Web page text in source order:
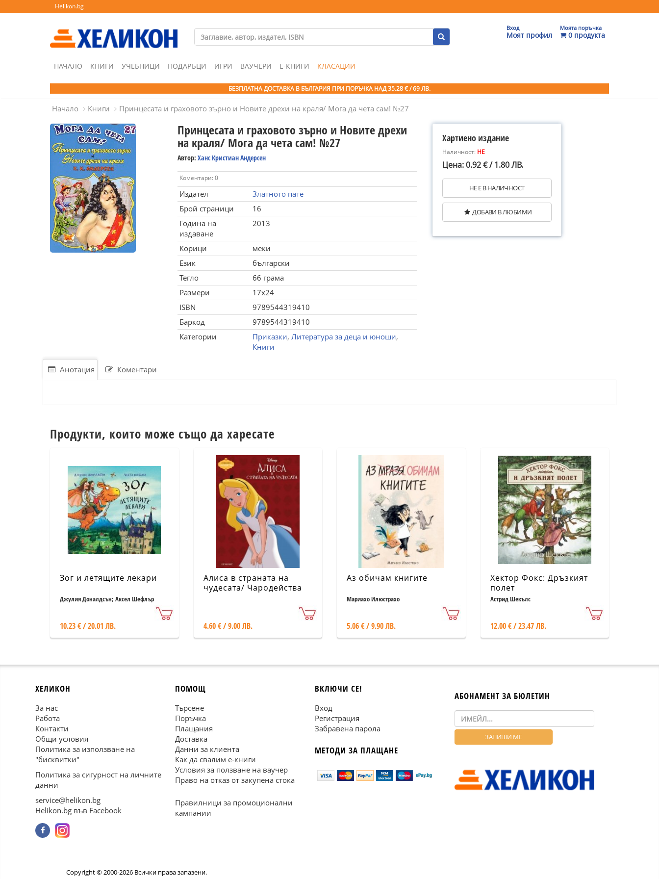
Helikon.bg
Вход
Моят профил
Моята поръчка
0 продукта
НАЧАЛО КНИГИ УЧЕБНИЦИ ПОДАРЪЦИ ИГРИ ВАУЧЕРИ Е-КНИГИ КЛАСАЦИИ
БЕЗПЛАТНА ДОСТАВКА В БЪЛГАРИЯ ПРИ ПОРЪЧКА НАД 35.28 € / 69 ЛВ.
Начало Книги Принцесата и граховото зърно и Новите дрехи на краля/ Мога да чета сам! №27
Принцесата и граховото зърно и Новите дрехи
на краля/ Мога да чета сам! №27
Автор: Ханс Кристиан Андерсен
Коментари: 0
Издател
Златното пате
Брой страници
16
Година на
издаване
2013
Корици
меки
Език
български
Тегло
66 грама
Размери
17x24
ISBN
9789544319410
Баркод
9789544319410
Категории
Приказки, Литература за деца и юноши,
Книги
Хартиено издание
Наличност: НЕ
Цена: 0.92 € / 1.80 ЛВ.
НЕ Е В НАЛИЧНОСТ
ДОБАВИ В ЛЮБИМИ
Анотация Коментари
Продукти, които може също да харесате
Зог и летящите лекари
Джулия Доналдсън; Аксел Шефлър
10.23 € / 20.01 ЛВ.
Алиса в страната на
чудесата/ Чародейства
4.60 € / 9.00 ЛВ.
Аз обичам книгите
Мариахо Илюстрахо
5.06 € / 9.90 ЛВ.
Хектор Фокс: Дръзкият
полет
Астрид Шекълс
12.00 € / 23.47 ЛВ.
ХЕЛИКОН
За нас
Работа
Контакти
Общи условия
Политика за използване на
"бисквитки"
Политика за сигурност на личните
данни
service@helikon.bg
Helikon.bg във Facebook
ПОМОЩ
Търсене
Поръчка
Плащания
Доставка
Данни за клиента
Как да свалим е-книги
Условия за ползване на ваучер
Право на отказ от закупена стока
Правилници за промоционални
кампании
ВКЛЮЧИ СЕ!
Вход
Регистрация
Забравена парола
МЕТОДИ ЗА ПЛАЩАНЕ
АБОНАМЕНТ ЗА БЮЛЕТИН
Copyright © 2000-2026 Всички права запазени.